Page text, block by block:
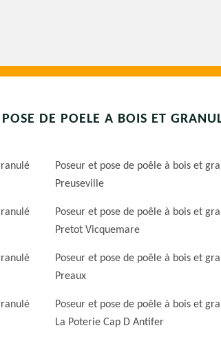
POSE DE POELE A BOIS ET
Poseur et pose de poêle à bois et
Preuseville
Poseur et pose de poêle à bois et
Pretot Vicquemare
Poseur et pose de poêle à bois et
Preaux
Poseur et pose de poêle à bois et
La Poterie Cap D Antifer